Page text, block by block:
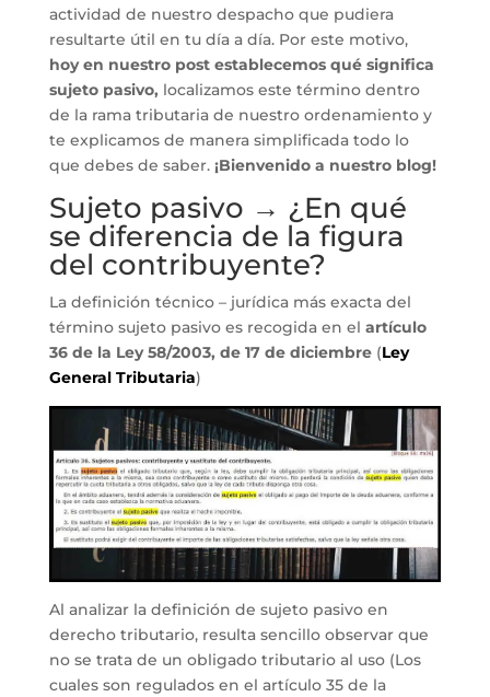
actividad de nuestro despacho que pudiera
resultarte útil en tu día a día. Por este motivo,
hoy en nuestro post establecemos qué significa
sujeto pasivo, localizamos este término dentro
de la rama tributaria de nuestro ordenamiento y
te explicamos de manera simplificada todo lo
que debes de saber. ¡Bienvenido a nuestro blog!
Sujeto pasivo → ¿En qué
se diferencia de la figura
del contribuyente?
La definición técnico – jurídica más exacta del
término sujeto pasivo es recogida en el artículo
36 de la Ley 58/2003, de 17 de diciembre(Ley
General Tributaria)
Al analizar la definición de sujeto pasivo en
derecho tributario, resulta sencillo observar que
no se trata de un obligado tributario al uso (Los
cuales son regulados en el artículo 35 de la